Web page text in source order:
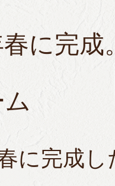
春に完
ム
に完成